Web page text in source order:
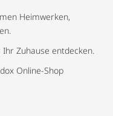
Heimwerken,
Zuhause entdecken.
Online-Shop